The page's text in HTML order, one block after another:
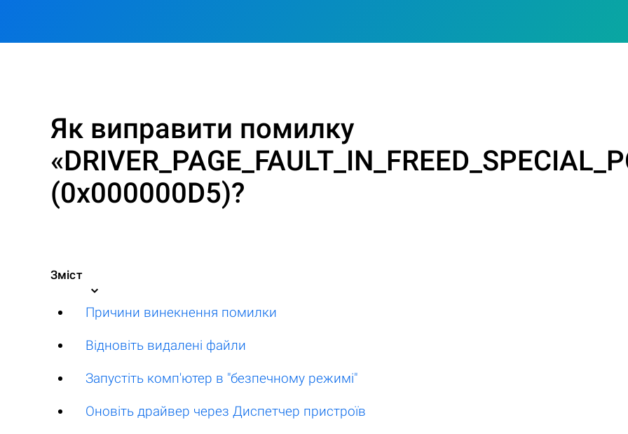
Як виправити помилку
(0x000000D5)?
Зміст
Причини винекнення помилки
Відновіть видалені файли
Запустіть комп'ютер в "безпечному режимі"
Оновіть драйвер через Диспетчер пристроїв